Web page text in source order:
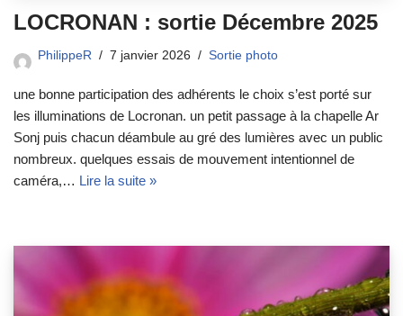
LOCRONAN : sortie Décembre 2025
PhilippeR 7 janvier 2026 Sortie photo
une bonne participation des adhérents le choix s’est porté sur
les illuminations de Locronan. un petit passage à la chapelle Ar
Sonj puis chacun déambule au gré des lumières avec un public
nombreux. quelques essais de mouvement intentionnel de
caméra,… Lire la suite »